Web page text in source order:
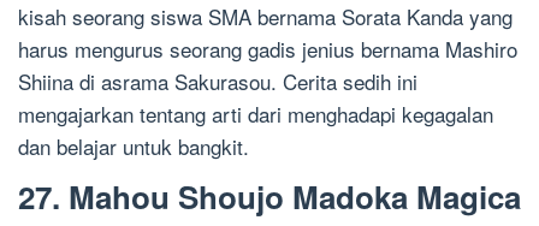
kisah seorang siswa SMA bernama Sorata Kanda yang
harus mengurus seorang gadis jenius bernama Mashiro
Shiina di asrama Sakurasou. Cerita sedih ini
mengajarkan tentang arti dari menghadapi kegagalan
dan belajar untuk bangkit.
27. Mahou Shoujo Madoka Magica